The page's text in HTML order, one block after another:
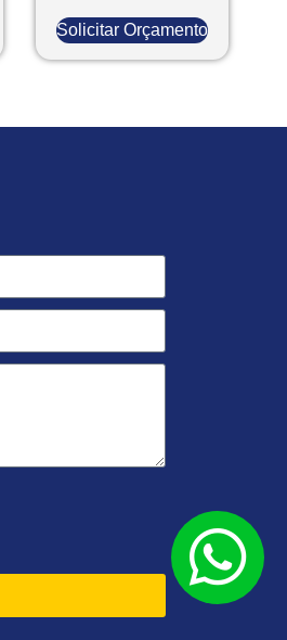
Solicitar Orçamento